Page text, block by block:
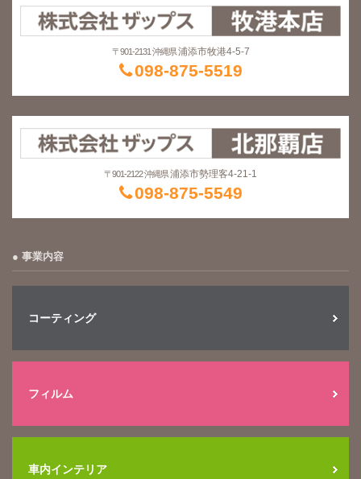
〒901-2131 沖縄県 浦添市牧港4-5-7
098-875-5519
〒901-2122 沖縄県浦添市勢理客4-21-1
098-875-5549
事業内容
コーティング
フィルム
車内インテリア